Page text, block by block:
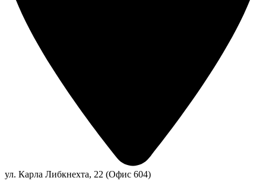
ул. Карла Либкнехта, 22 (Офис 604)